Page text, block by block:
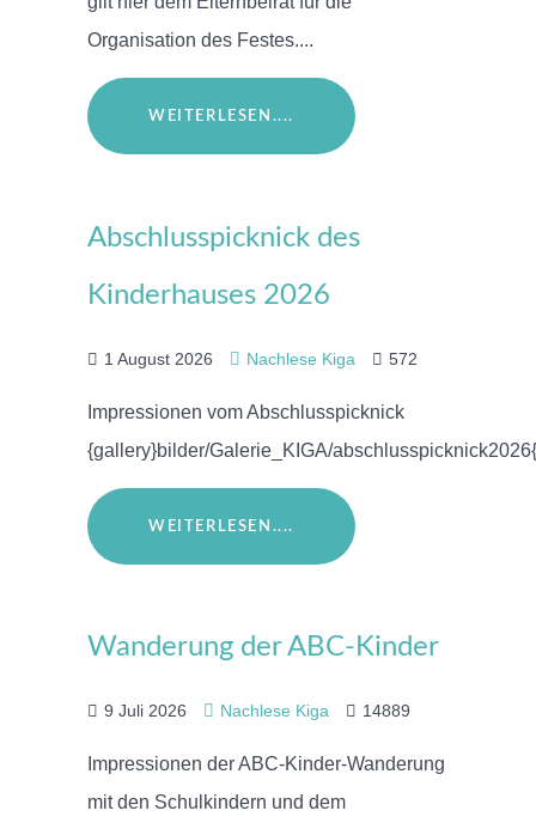
Organisation des Festes....
WEITERLESEN....
Abschlusspicknick des
Kinderhauses 2026
1 August 2026 Nachlese Kiga 572
Impressionen vom Abschlusspicknick
{gallery}bilder/Galerie_KIGA/
WEITERLESEN....
Wanderung der ABC-Kinder
9 Juli 2026 Nachlese Kiga 14889
Impressionen der ABC-Kinder-Wanderung
mit den Schulkindern und dem